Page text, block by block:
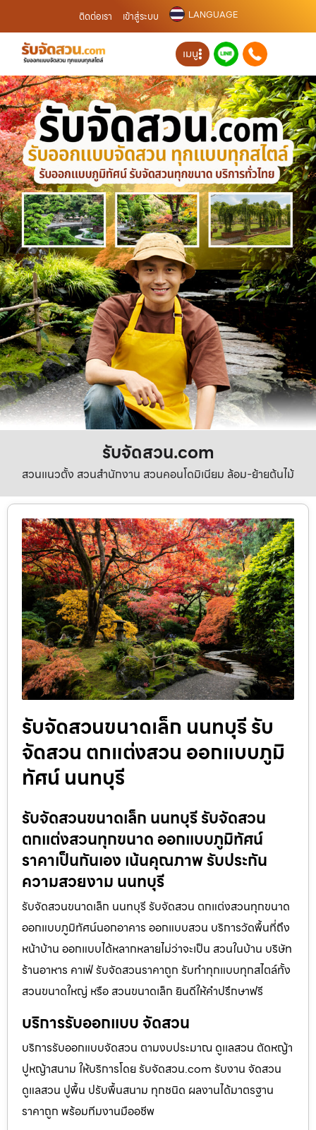
ติดต่อเรา เข้าสู่ระบบ LANGUAGE
เมนู
รับจัดสวน.com
สวนแนวตั้ง สวนสำนักงาน สวนคอนโดมิเนียม ล้อม-ย้ายต้นไม้
รับจัดสวนขนาดเล็ก นนทบุรี รับ
จัดสวน ตกแต่งสวน ออกแบบภูมิ
ทัศน์ นนทบุรี
รับจัดสวนขนาดเล็ก นนทบุรี รับจัดสวน
ตกแต่งสวนทุกขนาด ออกแบบภูมิทัศน์
ราคาเป็นกันเอง เน้นคุณภาพ รับประกัน
ความสวยงาม นนทบุรี
รับจัดสวนขนาดเล็ก นนทบุรี รับจัดสวน ตกแต่งสวนทุกขนาด
ออกแบบภูมิทัศน์นอกอาคาร ออกแบบสวน บริการวัดพื้นที่ถึง
หน้าบ้าน ออกแบบได้หลากหลายไม่ว่าจะเป็น สวนในบ้าน บริษัท
ร้านอาหาร คาเฟ่ รับจัดสวนราคาถูก รับทำทุกแบบทุกสไตล์ทั้ง
สวนขนาดใหญ่ หรือ สวนขนาดเล็ก ยินดีให้คำปรึกษาฟรี
บริการรับออกแบบ จัดสวน
บริการรับออกแบบจัดสวน ตามงบประมาณ ดูเเลสวน ตัดหญ้า
ปูหญ้าสนาม ให้บริการโดย รับจัดสวน.com รับงาน จัดสวน
ดูแลสวน ปูพื้น ปรับพื้นสนาม ทุกชนิด ผลงานได้มาตรฐาน
ราคาถูก พร้อมทีมงานมืออชีพ